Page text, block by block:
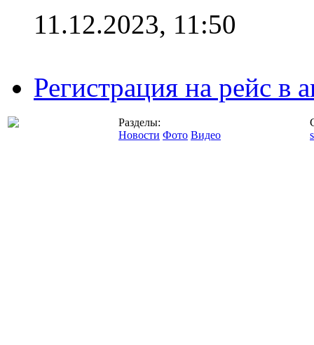
11.12.2023, 11:50
Регистрация на рейс в
Разделы:
Новости Фото Видео